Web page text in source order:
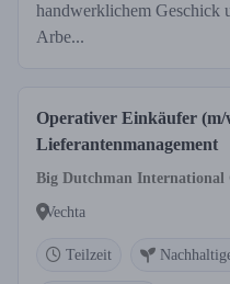
handwerklichem Geschick
Arbe...
Operativer Einkäufer (m/
Lieferantenmanagement
Big Dutchman International
Vechta
Teilzeit